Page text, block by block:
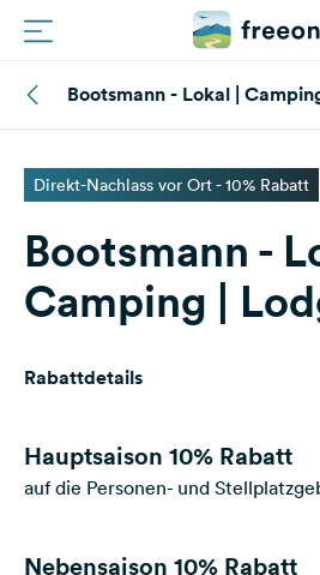
Plätze
Magazin
Partner
Registrieren
Newsletter
Feedback
Bootsmann - Lokal |
Direkt-Nachlass vor Ort - 10% Rabatt
Bootsmann -
Camping |
Rabattdetails
Hauptsaison 10% Rabatt
auf die Personen- und
Nebensaison 10% Rabatt